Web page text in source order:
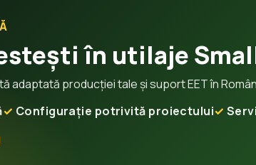
în utilaje
adaptată producției tale și suport EET în
Configurație potrivită proiectului